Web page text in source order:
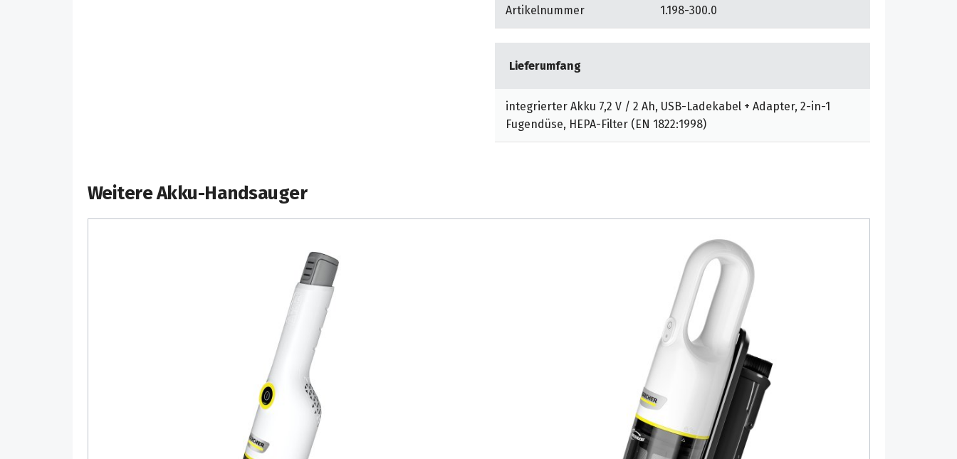
Artikelnummer 1.198-300.0
Lieferumfang
integrierter Akku 7,2 V / 2 Ah, USB-Ladekabel + Adapter, 2-in-1
Fugendüse, HEPA-Filter (EN 1822:1998)
Weitere Akku-Handsauger